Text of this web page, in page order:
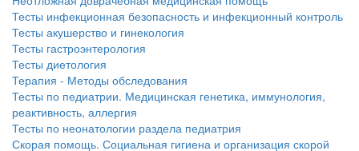
Тесты инфекционная безопасность и инфекционный контроль
Тесты акушерство и гинекология
Тесты гастроэнтерология
Тесты диетология
Терапия - Методы обследования
Тесты по педиатрии. Медицинская генетика, иммунология,
реактивность, аллергия
Тесты по неонатологии раздела педиатрия
Скорая помощь. Социальная гигиена и организация скорой